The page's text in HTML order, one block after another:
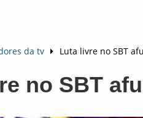
da tv Luta livre no SBT
no SBT